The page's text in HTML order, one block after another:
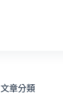
文章分類